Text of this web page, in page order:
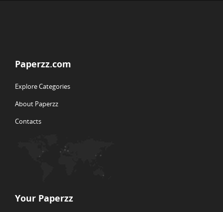
Paperzz.com
Explore Categories
About Paperzz
Contacts
Your Paperzz